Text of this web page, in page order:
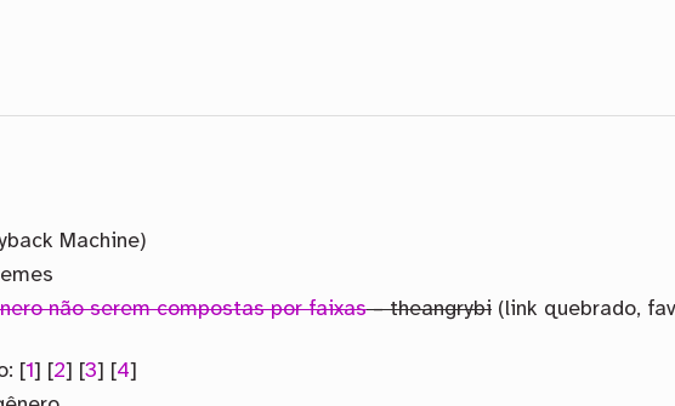
Machine)
não serem compostas por faixas– theangrybi(link quebrado,
[1] [2] [3] [4]